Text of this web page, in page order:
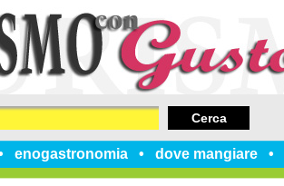
enogastronomia dove mangiare
Cerca